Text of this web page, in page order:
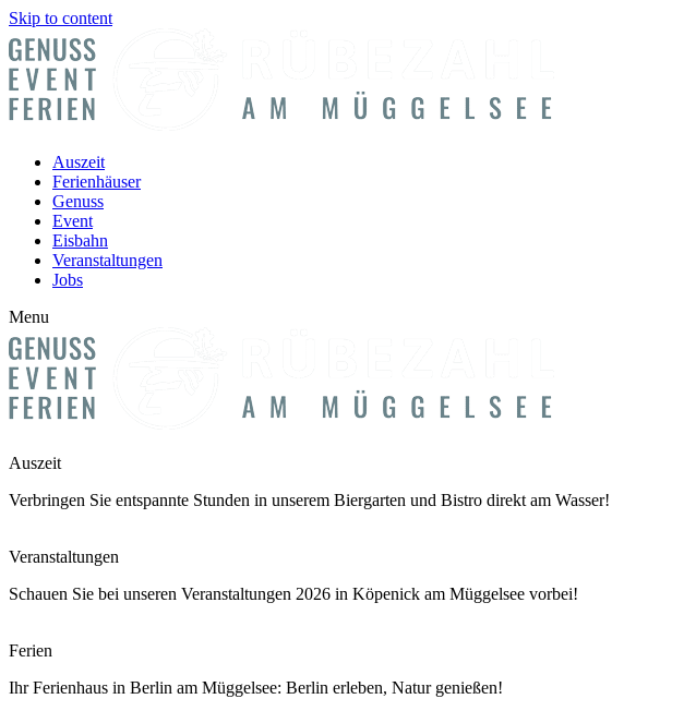
Skip to content
Auszeit
Ferienhäuser
Genuss
Event
Eisbahn
Veranstaltungen
Jobs
Menu
Auszeit
Verbringen Sie entspannte Stunden in unserem Biergarten und Bistro direkt am Wasser!
Veranstaltungen
Schauen Sie bei unseren Veranstaltungen 2026 in Köpenick am Müggelsee vorbei!
Ferien
Ihr Ferienhaus in Berlin am Müggelsee: Berlin erleben, Natur genießen!